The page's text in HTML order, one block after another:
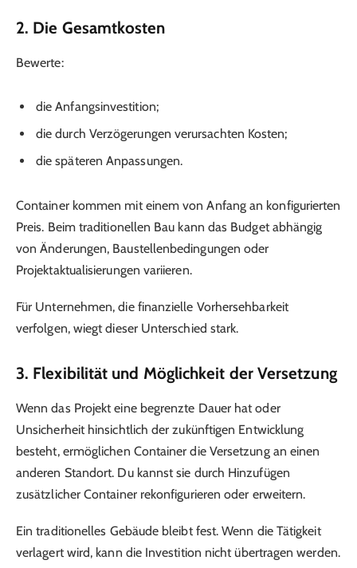
2. Die Gesamtkosten
Bewerte:
die Anfangsinvestition;
die durch Verzögerungen verursachten Kosten;
die späteren Anpassungen.
Container kommen mit einem von Anfang an konfigurierten
Preis. Beim traditionellen Bau kann das Budget abhängig
von Änderungen, Baustellenbedingungen oder
Projektaktualisierungen variieren.
Für Unternehmen, die finanzielle Vorhersehbarkeit
verfolgen, wiegt dieser Unterschied stark.
3. Flexibilität und Möglichkeit der Versetzung
Wenn das Projekt eine begrenzte Dauer hat oder
Unsicherheit hinsichtlich der zukünftigen Entwicklung
besteht, ermöglichen Container die Versetzung an einen
anderen Standort. Du kannst sie durch Hinzufügen
zusätzlicher Container rekonfigurieren oder erweitern.
Ein traditionelles Gebäude bleibt fest. Wenn die Tätigkeit
verlagert wird, kann die Investition nicht übertragen werden.